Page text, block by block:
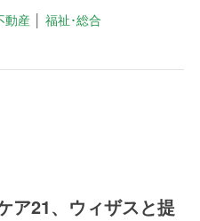
動産│ 福祉･総合
21、ウィザスと提